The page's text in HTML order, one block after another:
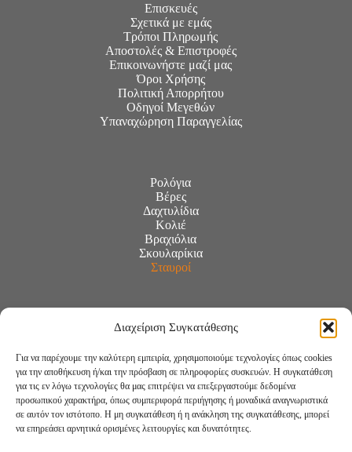
Διαχείριση Συγκατάθεσης
Για να παρέχουμε την καλύτερη εμπειρία, χρησιμοποιούμε τεχνολογίες όπως cookies
για την αποθήκευση ή/και την πρόσβαση σε πληροφορίες συσκευών. Η συγκατάθεση
για τις εν λόγω τεχνολογίες θα μας επιτρέψει να επεξεργαστούμε δεδομένα
προσωπικού χαρακτήρα, όπως συμπεριφορά περιήγησης ή μοναδικά αναγνωριστικά
σε αυτόν τον ιστότοπο. Η μη συγκατάθεση ή η ανάκληση της συγκατάθεσης, μπορεί
να επηρεάσει αρνητικά ορισμένες λειτουργίες και δυνατότητες.
Επισκευές
Σχετικά με εμάς
Τρόποι Πληρωμής
Αποστολές & Επιστροφές
Επικοινωνήστε μαζί μας
Όροι Χρήσης
Πολιτική Απορρήτου
Οδηγοί Μεγεθών
Υπαναχώρηση Παραγγελίας
Ρολόγια
Βέρες
Δαχτυλίδια
Κολιέ
Βραχιόλια
Σκουλαρίκια
Σταυροί